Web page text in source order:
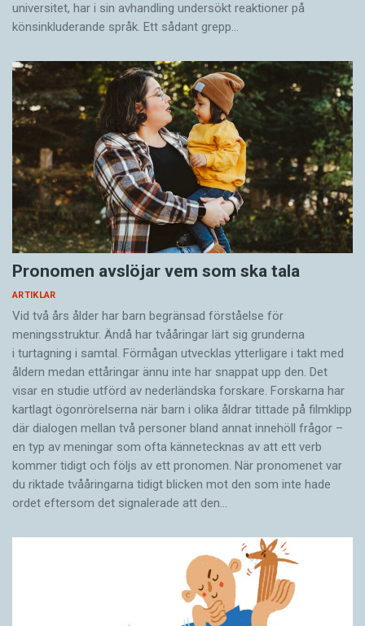
universitet, har i sin avhandling undersökt reaktioner på
könsinkluderande språk. Ett sådant grepp…
Pronomen avslöjar vem som ska tala
ARTIKLAR
Vid två års ålder har barn begränsad förståelse för
meningsstruktur. Ändå har tvååringar lärt sig grunderna
i turtagning i samtal. Förmågan utvecklas ytterligare i takt med
åldern medan ettåringar ännu inte har snappat upp den. Det
visar en studie utförd av nederländska forskare. Forskarna har
kartlagt ögonrörelserna när barn i olika åldrar tittade på filmklipp
där dialogen mellan två personer bland annat innehöll frågor –
en typ av meningar som ofta kännetecknas av att ett verb
kommer tidigt och följs av ett pronomen. När pronomenet var
du riktade tvååringarna tidigt blicken mot den som inte hade
ordet eftersom det ­signalerade att den…